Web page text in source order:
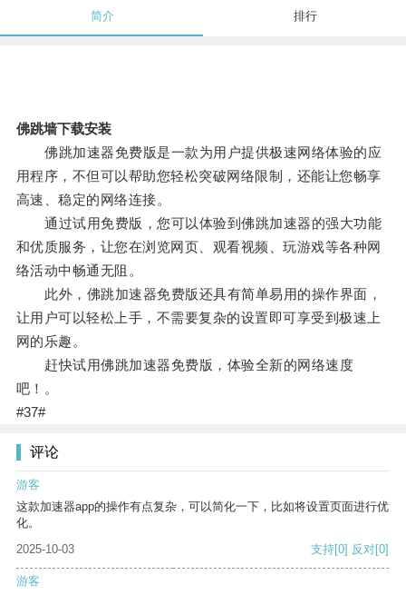
简介 排行
佛跳墙下载安装
佛跳加速器免费版是一款为用户提供极速网络体验的应
用程序，不但可以帮助您轻松突破网络限制，还能让您畅享
高速、稳定的网络连接。
通过试用免费版，您可以体验到佛跳加速器的强大功能
和优质服务，让您在浏览网页、观看视频、玩游戏等各种网
络活动中畅通无阻。
此外，佛跳加速器免费版还具有简单易用的操作界面，
让用户可以轻松上手，不需要复杂的设置即可享受到极速上
网的乐趣。
赶快试用佛跳加速器免费版，体验全新的网络速度
吧！。
#37#
评论
游客
这款加速器app的操作有点复杂，可以简化一下，比如将设置页面进行优
化。
2025-10-03
支持[0] 反对[0]
游客